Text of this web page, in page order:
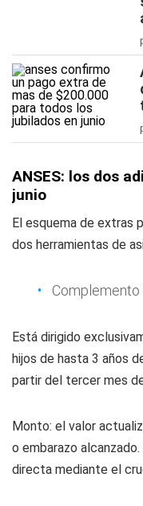
ANSES: los dos
junio
El esquema de extras
dos herramientas de
Complemento
Está dirigido
hijos de hasta 3 años
partir del tercer mes
Monto: el valor
o embarazo
directa mediante el